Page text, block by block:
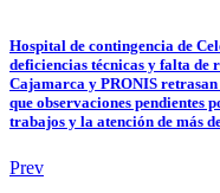
Hospital de contingencia de
deficiencias técnicas y falta de
Cajamarca y PRONIS
que observaciones pendientes
trabajos y la atención de más
Prev